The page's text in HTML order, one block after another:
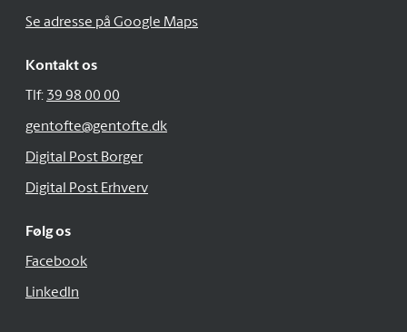
Se adresse på Google Maps
Kontakt os
Tlf: 39 98 00 00
gentofte@gentofte.dk
Digital Post Borger
Digital Post Erhverv
Følg os
Facebook
LinkedIn